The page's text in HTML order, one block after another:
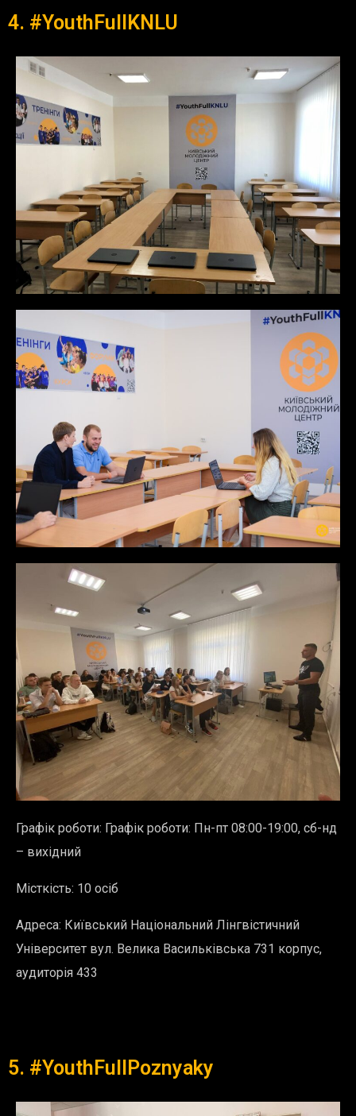
4. #YouthFullKNLU
Графік роботи: Графік роботи: Пн-пт 08:00-19:00, сб-нд
– вихідний
Місткість: 10 осіб
Адреса: Київський Національний Лінгвістичний
Університет вул. Велика Васильківська 731 корпус,
аудиторія 433
5. #YouthFullPoznyaky